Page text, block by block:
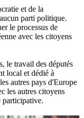
et de la
parti politique.
le processus de
avec les citoyens
le travail des députés
local et dédié à
autres pays d'Europe
les autres citoyens
participative.